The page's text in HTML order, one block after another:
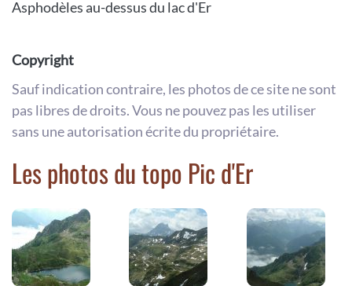
Asphodèles au-dessus du lac d'Er
Copyright
Sauf indication contraire, les photos de ce site ne sont
pas libres de droits. Vous ne pouvez pas les utiliser
sans une autorisation écrite du propriétaire.
Les photos du topo Pic d'Er